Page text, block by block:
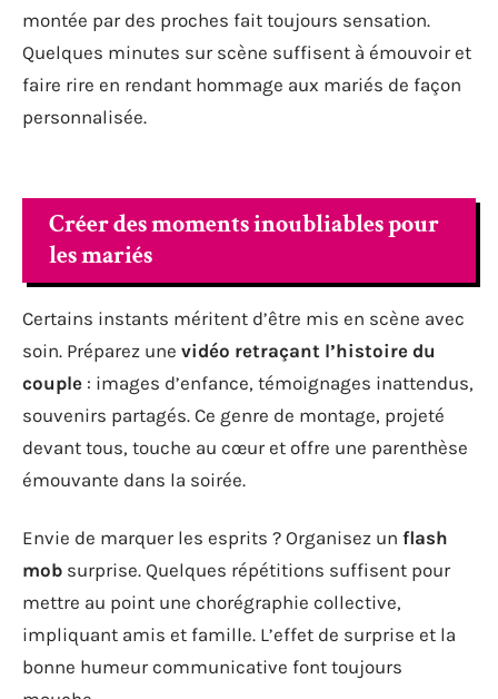
montée par des proches fait toujours sensation.
Quelques minutes sur scène suffisent à émouvoir et
faire rire en rendant hommage aux mariés de façon
personnalisée.
Créer des moments inoubliables pour
les mariés
Certains instants méritent d’être mis en scène avec
soin. Préparez une vidéo retraçant l’histoire du
couple : images d’enfance, témoignages inattendus,
souvenirs partagés. Ce genre de montage, projeté
devant tous, touche au cœur et offre une parenthèse
émouvante dans la soirée.
Envie de marquer les esprits ? Organisez un flash
mob surprise. Quelques répétitions suffisent pour
mettre au point une chorégraphie collective,
impliquant amis et famille. L’effet de surprise et la
bonne humeur communicative font toujours